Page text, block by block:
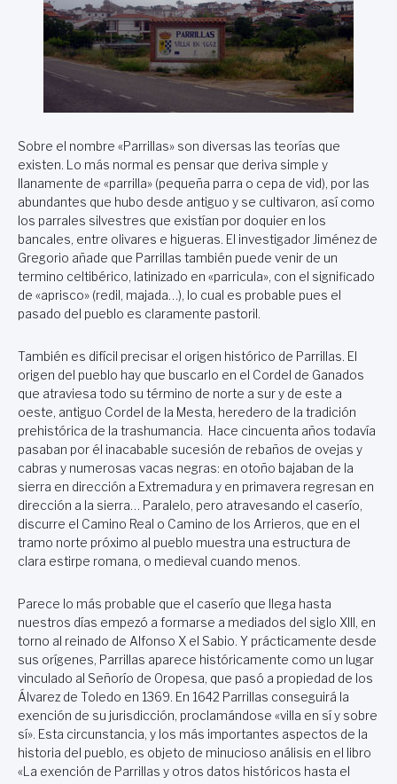
Sobre el nombre «Parrillas» son diversas las teorías que
existen. Lo más normal es pensar que deriva simple y
llanamente de «parrilla» (pequeña parra o cepa de vid), por las
abundantes que hubo desde antiguo y se cultivaron, así como
los parrales silvestres que existían por doquier en los
bancales, entre olivares e higueras. El investigador Jiménez de
Gregorio añade que Parrillas también puede venir de un
termino celtibérico, latinizado en «parricula», con el significado
de «aprisco» (redil, majada…), lo cual es probable pues el
pasado del pueblo es claramente pastoril.
También es difícil precisar el origen histórico de Parrillas. El
origen del pueblo hay que buscarlo en el Cordel de Ganados
que atraviesa todo su término de norte a sur y de este a
oeste, antiguo Cordel de la Mesta, heredero de la tradición
prehistórica de la trashumancia. Hace cincuenta años todavía
pasaban por él inacabable sucesión de rebaños de ovejas y
cabras y numerosas vacas negras: en otoño bajaban de la
sierra en dirección a Extremadura y en primavera regresan en
dirección a la sierra… Paralelo, pero atravesando el caserío,
discurre el Camino Real o Camino de los Arrieros, que en el
tramo norte próximo al pueblo muestra una estructura de
clara estirpe romana, o medieval cuando menos.
Parece lo más probable que el caserío que llega hasta
nuestros días empezó a formarse a mediados del siglo XIII, en
torno al reinado de Alfonso X el Sabio. Y prácticamente desde
sus orígenes, Parrillas aparece históricamente como un lugar
vinculado al Señorío de Oropesa, que pasó a propiedad de los
Álvarez de Toledo en 1369. En 1642 Parrillas conseguirá la
exención de su jurisdicción, proclamándose «villa en sí y sobre
sí». Esta circunstancia, y los más importantes aspectos de la
historia del pueblo, es objeto de minucioso análisis en el libro
«La exención de Parrillas y otros datos históricos hasta el